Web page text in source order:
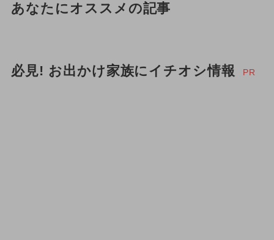
あなたにオススメの記事
必見! お出かけ家族にイチオシ情報 PR